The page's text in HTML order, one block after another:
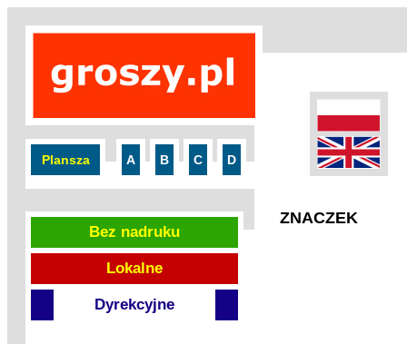
Plansza A B C D
Bez nadruku
Lokalne
Dyrekcyjne
ZNACZEK